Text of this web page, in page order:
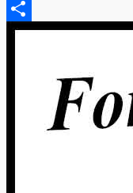
Email
Share